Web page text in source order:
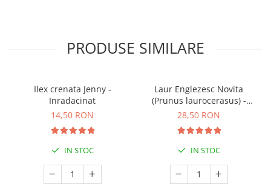
PRODUSE SIMILARE
Ilex crenata Jenny -
Inradacinat
14,50 RON
IN STOC
Laur Englezesc Novita
(Prunus laurocerasus) -
40cm (P9)
28,50 RON
IN STOC